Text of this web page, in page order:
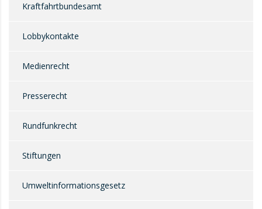
Kraftfahrtbundesamt
Lobbykontakte
Medienrecht
Presserecht
Rundfunkrecht
Stiftungen
Umweltinformationsgesetz